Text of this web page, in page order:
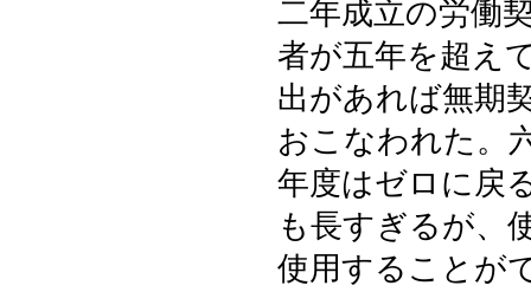
二年成立の労働
者が五年を超え
出があれば無期
おこなわれた。
年度はゼロに戻
も長すぎるが、
使用することが